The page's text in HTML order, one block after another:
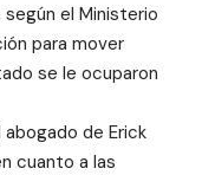
según el Ministerio
para mover
se le ocuparon
abogado de Erick
cuanto a las